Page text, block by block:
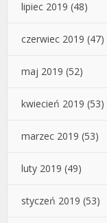
lipiec 2019 (48)
czerwiec 2019 (47)
maj 2019 (52)
kwiecień 2019 (53)
marzec 2019 (53)
luty 2019 (49)
styczeń 2019 (53)